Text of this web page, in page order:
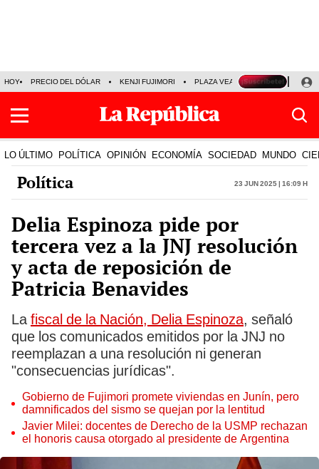
HOY PRECIO DEL DÓLAR KENJI FUJIMORI PLAZA VEA FERIADOS
LO ÚLTIMO POLÍTICA OPINIÓN ECONOMÍA SOCIEDAD MUNDO
Política 23 Jun 2025 | 16:09 h
Delia Espinoza pide por
tercera vez a la JNJ resolución
y acta de reposición de
Patricia Benavides
La fiscal de la Nación, Delia Espinoza, señaló
que los comunicados emitidos por la JNJ no
reemplazan a una resolución ni generan
"consecuencias jurídicas".
Gobierno de Fujimori promete viviendas en Junín, pero
damnificados del sismo se quejan por la lentitud
Javier Milei: docentes de Derecho de la USMP rechazan
el honoris causa otorgado al presidente de Argentina